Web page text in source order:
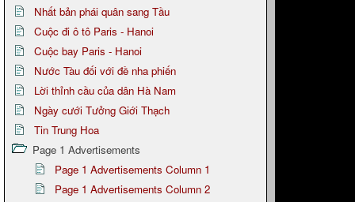
Nhất bản phái quân sang Tầu
Cuộc đi ô tô Paris - Hanoi
Cuộc bay Paris - Hanoi
Nước Tàu đối với đề nha phiến
Lời thỉnh cầu của dân Hà Nam
Ngày cưới Tưởng Giới Thạch
Tin Trung Hoa
Page 1 Advertisements
Page 1 Advertisements Column 1
Page 1 Advertisements Column 2